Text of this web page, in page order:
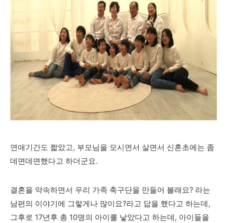
연애기간도 짧았고, 부모님을 모시면서 살면서 신혼초에는 좀
데면데면했다고 하더군요.
결혼을 약속하면서 우리 가족 축구단을 만들어 볼래요? 라는
남편의 이야기에 그렇게나 많이요?라고 답을 했다고 하는데,
그후로 17년후 총 10명의 아이를 낳았다고 하는데, 아이들을